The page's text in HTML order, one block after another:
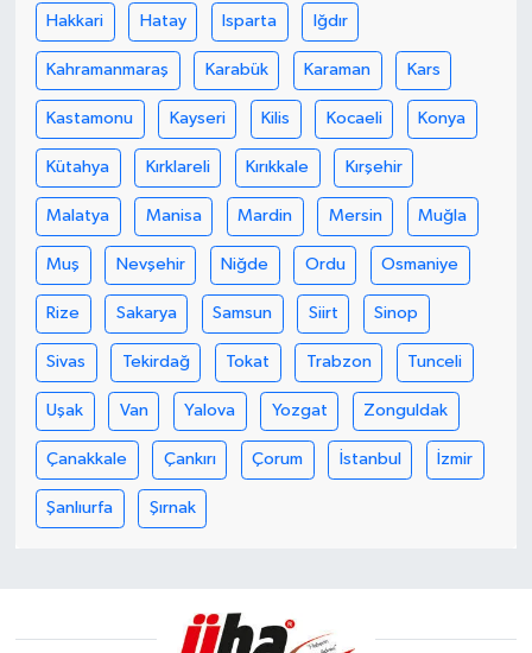
Hakkari Hatay Isparta Iğdır
Kahramanmaraş Karabük Karaman Kars
Kastamonu Kayseri Kilis Kocaeli Konya
Kütahya Kırklareli Kırıkkale Kırşehir
Malatya Manisa Mardin Mersin Muğla
Muş Nevşehir Niğde Ordu Osmaniye
Rize Sakarya Samsun Siirt Sinop
Sivas Tekirdağ Tokat Trabzon Tunceli
Uşak Van Yalova Yozgat Zonguldak
Çanakkale Çankırı Çorum İstanbul İzmir
Şanlıurfa Şırnak